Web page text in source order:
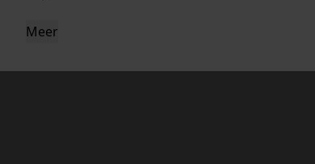
Meer